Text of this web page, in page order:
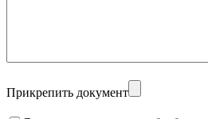
Прикрепить документ